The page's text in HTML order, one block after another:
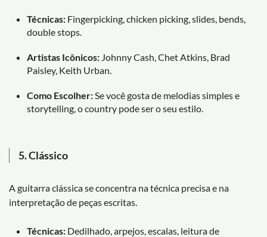
Técnicas: Fingerpicking, chicken picking, slides, bends,
double stops.
Artistas Icônicos: Johnny Cash, Chet Atkins, Brad
Paisley, Keith Urban.
Como Escolher: Se você gosta de melodias simples e
storytelling, o country pode ser o seu estilo.
5.Clássico
A guitarra clássica se concentra na técnica precisa e na
interpretação de peças escritas.
Técnicas: Dedilhado, arpejos, escalas, leitura de